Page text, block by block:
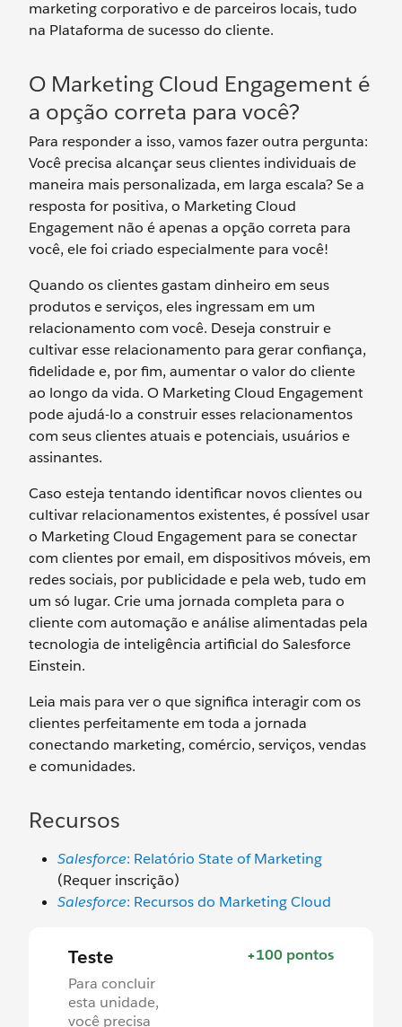
marketing corporativo e de parceiros locais, tudo
na Plataforma de sucesso do cliente.
O Marketing Cloud Engagement é
a opção correta para você?
Para responder a isso, vamos fazer outra pergunta:
Você precisa alcançar seus clientes individuais de
maneira mais personalizada, em larga escala? Se a
resposta for positiva, o Marketing Cloud
Engagement não é apenas a opção correta para
você, ele foi criado especialmente para você!
Quando os clientes gastam dinheiro em seus
produtos e serviços, eles ingressam em um
relacionamento com você. Deseja construir e
cultivar esse relacionamento para gerar confiança,
fidelidade e, por fim, aumentar o valor do cliente
ao longo da vida. O Marketing Cloud Engagement
pode ajudá-lo a construir esses relacionamentos
com seus clientes atuais e potenciais, usuários e
assinantes.
Caso esteja tentando identificar novos clientes ou
cultivar relacionamentos existentes, é possível usar
o Marketing Cloud Engagement para se conectar
com clientes por email, em dispositivos móveis, em
redes sociais, por publicidade e pela web, tudo em
um só lugar. Crie uma jornada completa para o
cliente com automação e análise alimentadas pela
tecnologia de inteligência artificial do Salesforce
Einstein.
Leia mais para ver o que significa interagir com os
clientes perfeitamente em toda a jornada
conectando marketing, comércio, serviços, vendas
e comunidades.
Recursos
Salesforce: Relatório State of Marketing
(Requer inscrição)
Salesforce: Recursos do Marketing Cloud